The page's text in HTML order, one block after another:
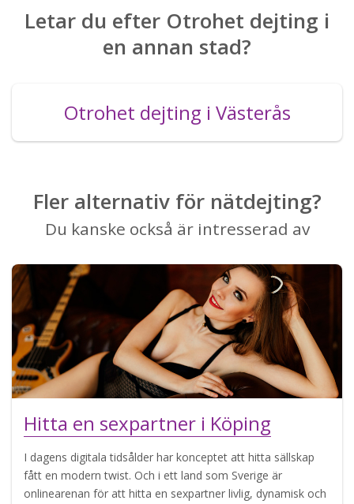
Letar du efter Otrohet dejting i
en annan stad?
Otrohet dejting i Västerås
Fler alternativ för nätdejting?
Du kanske också är intresserad av
Hitta en sexpartner i Köping
I dagens digitala tidsålder har konceptet att hitta sällskap
fått en modern twist. Och i ett land som Sverige är
onlinearenan för att hitta en sexpartner livlig, dynamisk och